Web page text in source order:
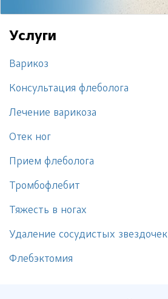
Услуги
Варикоз
Консультация флеболога
Лечение варикоза
Отек ног
Прием флеболога
Тромбофлебит
Тяжесть в ногах
Удаление сосудистых звездочек
Флебэктомия